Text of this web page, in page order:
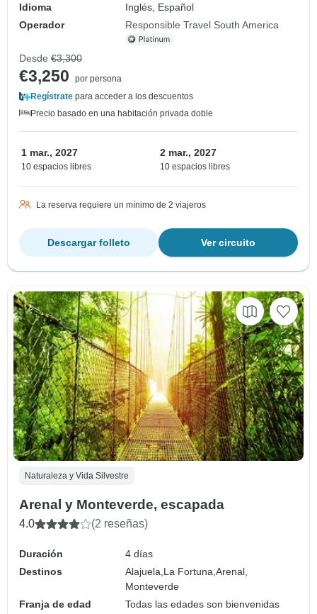
Idioma
Inglés, Español
Operador
Responsible Travel South America
Desde €3,300
€3,250
por persona
Regístrate para acceder a los descuentos
Precio basado en una habitación privada doble
1 mar., 2027
10 espacios libres
2 mar., 2027
10 espacios libres
La reserva requiere un mínimo de 2 viajeros
Ver circuito
Descargar folleto
Naturaleza y Vida Silvestre
Arenal y Monteverde, escapada
4.0 (2 reseñas)
Duración
4 días
Destinos
Alajuela,La Fortuna,Arenal,
Monteverde
Franja de edad
Todas las edades son bienvenidas